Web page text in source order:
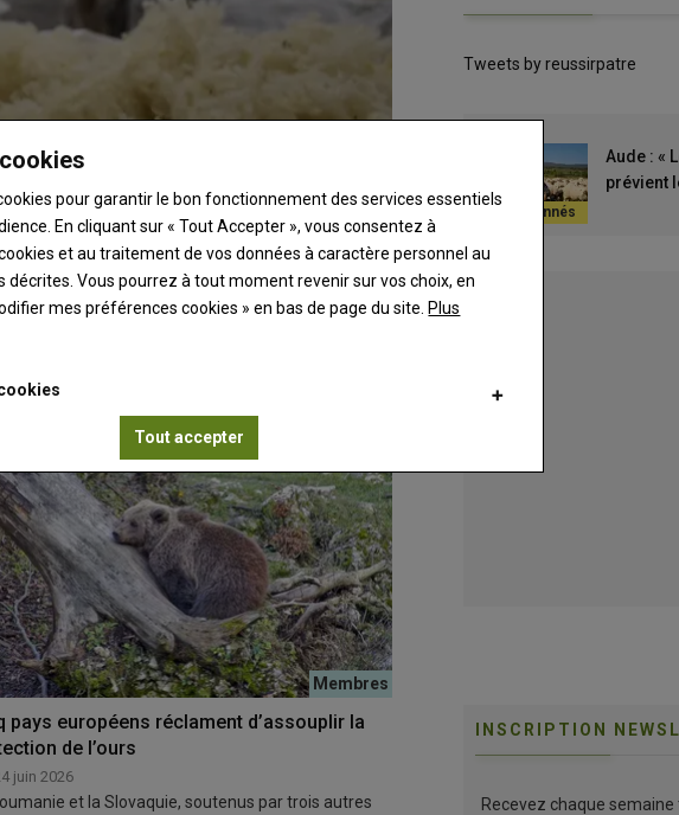
européenne à faciliter la valorisation…
pays européens réclament d’assouplir la
de l’ours
juin 2026
et la Slovaquie, soutenus par trois autres
Tweets by reussirpatre
Aude : «
prévient
INSCRIPTION
Recevez chaque
pour garantir le bon fonctionnement des services essentiels
En cliquant sur « Tout Accepter », vous consentez à
et au traitement de vos données à caractère personnel au
décrites. Vous pourrez à tout moment revenir sur vos choix, en
mes préférences cookies » en bas de page du site. Plus
Tout accepter